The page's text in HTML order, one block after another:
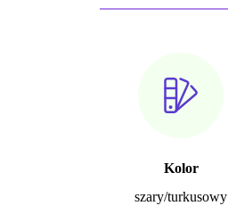
Kolor
szary/turkusowy